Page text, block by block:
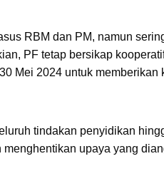
RBM dan PM, namun
PF tetap bersikap
Mei 2024 untuk memberikan
tindakan penyidikan
upaya yang